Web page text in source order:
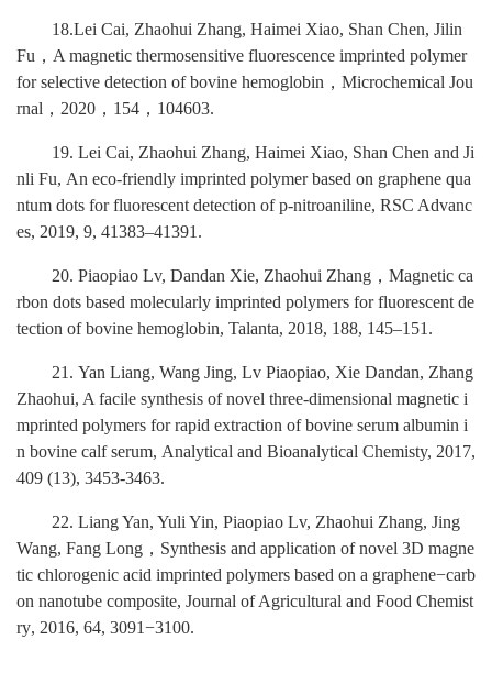
18.Lei Cai, Zhaohui Zhang, Haimei Xiao, Shan Chen, Jilin
Fu ， A magnetic thermosensitive fluorescence imprinted polymer
for selective detection of bovine hemoglobin ， Microchemical Jou
rnal ， 2020 ， 154 ， 104603.
19. Lei Cai, Zhaohui Zhang, Haimei Xiao, Shan Chen and Ji
nli Fu, An eco-friendly imprinted polymer based on graphene qua
ntum dots for fluorescent detection of p-nitroaniline, RSC Advanc
es, 2019, 9, 41383–41391 .
20. Piaopiao Lv, Dandan Xie, Zhaohui Zhang ， Magnetic ca
rbon dots based molecularly imprinted polymers for fluorescent de
tection of bovine hemoglobin, Talanta, 2018, 188, 145–151 .
21. Yan Liang, Wang Jing, Lv Piaopiao, Xie Dandan, Zhang
Zhaohui, A facile synthesis of novel three-dimensional magnetic i
mprinted polymers for rapid extraction of bovine serum albumin i
n bovine calf serum, Analytical and Bioanalytical Chemisty, 2017,
409 (13), 3453-3463.
22. Liang Yan, Yuli Yin, Piaopiao Lv, Zhaohui Zhang, Jing
Wang, Fang Long ， Synthesis and application of novel 3D magne
tic chlorogenic acid imprinted polymers based on a graphene−carb
on nanotube composite, Journal of Agricultural and Food Chemist
ry, 2016, 64, 3091−3100.